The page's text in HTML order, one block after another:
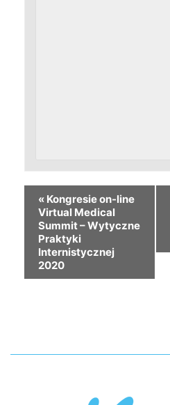
« Kongresie on-line
Virtual Medical
Summit – Wytyczne
Praktyki
Internistycznej
2020